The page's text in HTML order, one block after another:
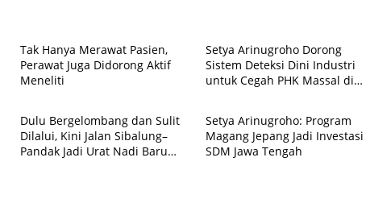
Tak Hanya Merawat Pasien,
Perawat Juga Didorong Aktif
Meneliti
Setya Arinugroho Dorong
Sistem Deteksi Dini Industri
untuk Cegah PHK Massal di
Liputan
Dulu Bergelombang dan Sulit
Dilalui, Kini Jalan Sibalung–
Pandak Jadi Urat Nadi Baru
Liputan
Setya Arinugroho: Program
Magang Jepang Jadi Investasi
SDM Jawa Tengah